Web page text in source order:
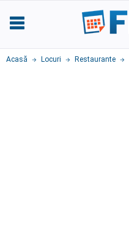
Acasă Locuri Restaurante